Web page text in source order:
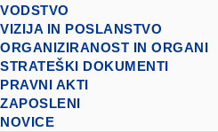
VODSTVO
VIZIJA IN POSLANSTVO
ORGANIZIRANOST IN ORGANI
STRATEŠKI DOKUMENTI
PRAVNI AKTI
ZAPOSLENI
NOVICE